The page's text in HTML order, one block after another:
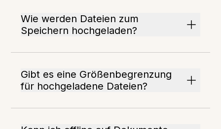
Wie werden Dateien zum
Speichern hochgeladen?
Gibt es eine Größenbegrenzung
für hochgeladene Dateien?